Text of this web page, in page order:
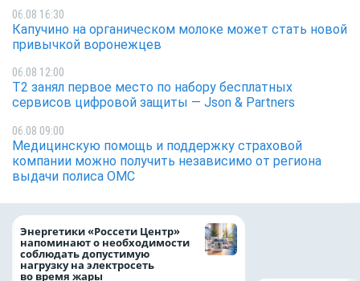
06.08 16:30
Капучино на органическом молоке может стать новой
привычкой воронежцев
06.08 12:00
Т2 занял первое место по набору бесплатных
сервисов цифровой защиты — Json & Partners
06.08 09:00
Медицинскую помощь и поддержку страховой
компании можно получить независимо от региона
выдачи полиса ОМС
Энергетики «Россети Центр»
напоминают о необходимости
соблюдать допустимую
нагрузку на электросеть
во время жары